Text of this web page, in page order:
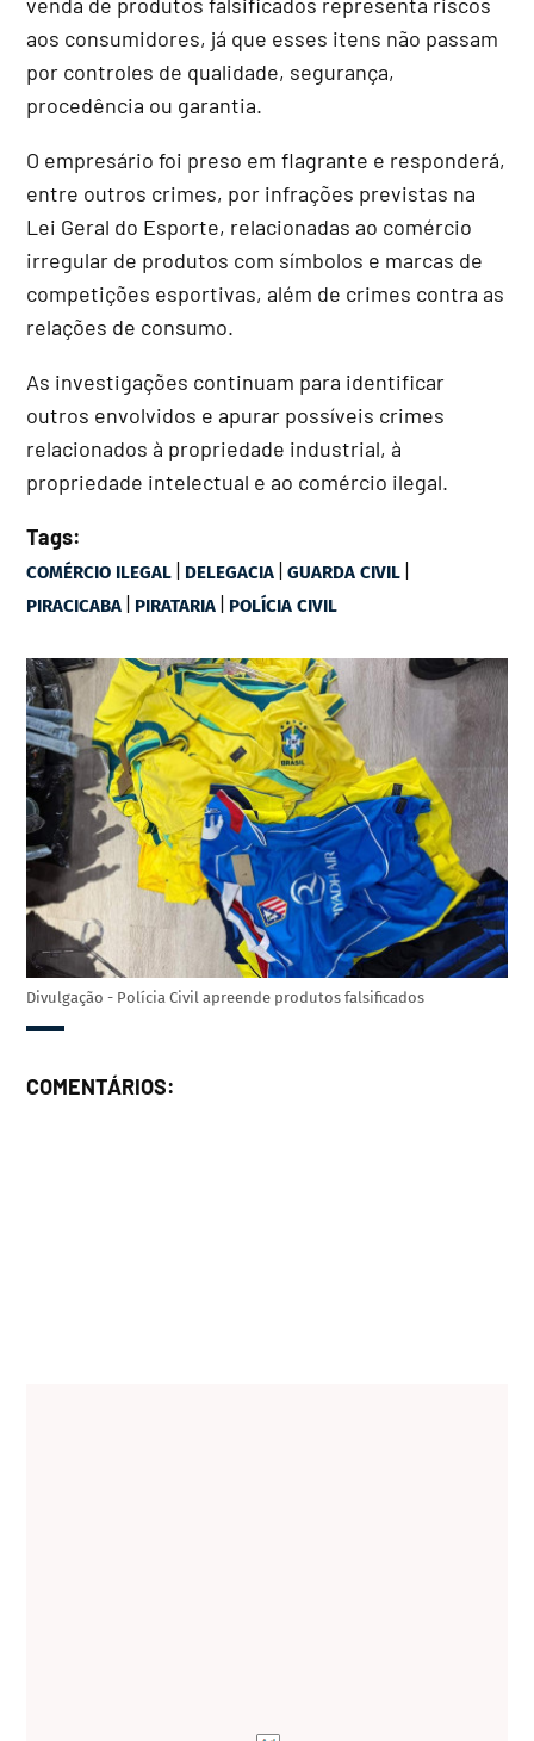
aos consumidores, já que esses itens não passam
por controles de qualidade, segurança,
procedência ou garantia.
O empresário foi preso em flagrante e responderá,
entre outros crimes, por infrações previstas na
Lei Geral do Esporte, relacionadas ao comércio
irregular de produtos com símbolos e marcas de
competições esportivas, além de crimes contra as
relações de consumo.
As investigações continuam para identificar
outros envolvidos e apurar possíveis crimes
relacionados à propriedade industrial, à
propriedade intelectual e ao comércio ilegal.
Tags:
COMÉRCIO ILEGAL | DELEGACIA |GUARDA CIVIL |
PIRACICABA | PIRATARIA | POLÍCIA CIVIL
Divulgação - Polícia Civil apreende produtos falsificados
COMENTÁRIOS: